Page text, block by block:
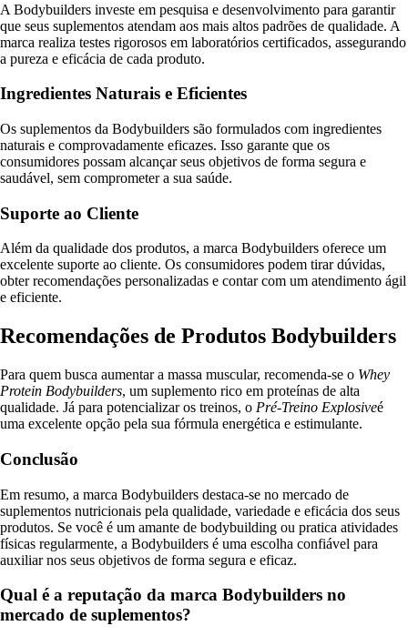
A Bodybuilders investe em pesquisa e desenvolvimento para garantir
que seus suplementos atendam aos mais altos padrões de qualidade. A
marca realiza testes rigorosos em laboratórios certificados, assegurando
a pureza e eficácia de cada produto.
Ingredientes Naturais e Eficientes
Os suplementos da Bodybuilders são formulados com ingredientes
naturais e comprovadamente eficazes. Isso garante que os
consumidores possam alcançar seus objetivos de forma segura e
saudável, sem comprometer a sua saúde.
Suporte ao Cliente
Além da qualidade dos produtos, a marca Bodybuilders oferece um
excelente suporte ao cliente. Os consumidores podem tirar dúvidas,
obter recomendações personalizadas e contar com um atendimento ágil
e eficiente.
Recomendações de Produtos Bodybuilders
Para quem busca aumentar a massa muscular, recomenda-se o Whey
Protein Bodybuilders, um suplemento rico em proteínas de alta
qualidade. Já para potencializar os treinos, o Pré-Treino Explosiveé
uma excelente opção pela sua fórmula energética e estimulante.
Conclusão
Em resumo, a marca Bodybuilders destaca-se no mercado de
suplementos nutricionais pela qualidade, variedade e eficácia dos seus
produtos. Se você é um amante de bodybuilding ou pratica atividades
físicas regularmente, a Bodybuilders é uma escolha confiável para
auxiliar nos seus objetivos de forma segura e eficaz.
Qual é a reputação da marca Bodybuilders no
mercado de suplementos?